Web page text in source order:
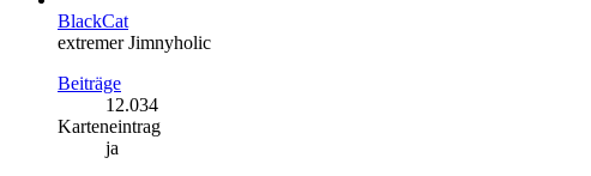
BlackCat
extremer Jimnyholic
Beiträge
12.034
Karteneintrag
ja